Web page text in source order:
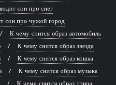
сон про снег
сон про чужой город
К чему снится образ автомобиль
К чему снится образ звезда
К чему снится образ кошка
К чему снится образ музыка
К чему снится образ птица